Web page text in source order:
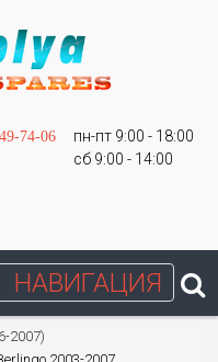
74-06
пн-пт 9:00 - 18:00
сб 9:00 - 14:00
НАВИГАЦИЯ
2007)